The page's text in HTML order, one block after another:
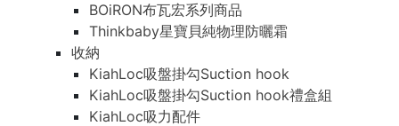
BOiRON布瓦宏系列商品
Thinkbaby星寶貝純物理防曬霜
收納
KiahLoc吸盤掛勾Suction hook
KiahLoc吸盤掛勾Suction hook禮盒組
KiahLoc吸力配件